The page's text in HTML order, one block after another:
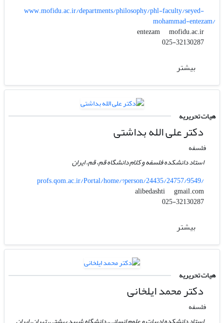
www.mofidu.ac.ir/departments/philosophy/phl-faculty/seyed-
mohammad-entezam/
entezam
mofidu.ac.ir
025-32130287
بیشتر
هیات تحریریه
دکتر علی الله بداشتی
فلسفه
استاد دانشکده فلسفه و کلام دانشگاه قم، قم، ایران
profs.qom.ac.ir/Portal/home/?person/24435/24757/9549/
alibedashti
gmail.com
025-32130287
بیشتر
هیات تحریریه
دکتر محمد ایلخانی
فلسفه